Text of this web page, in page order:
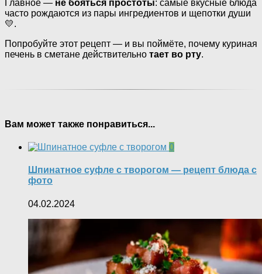
Главное — не бояться простоты: самые вкусные блюда
часто рождаются из пары ингредиентов и щепотки души
💛.
Попробуйте этот рецепт — и вы поймёте, почему куриная
печень в сметане действительно тает во рту.
Вам может также понравиться...
0
Шпинатное суфле с творогом — рецепт блюда с
фото
04.02.2024